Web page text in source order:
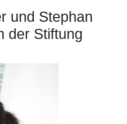
und Stephan
der Stiftung